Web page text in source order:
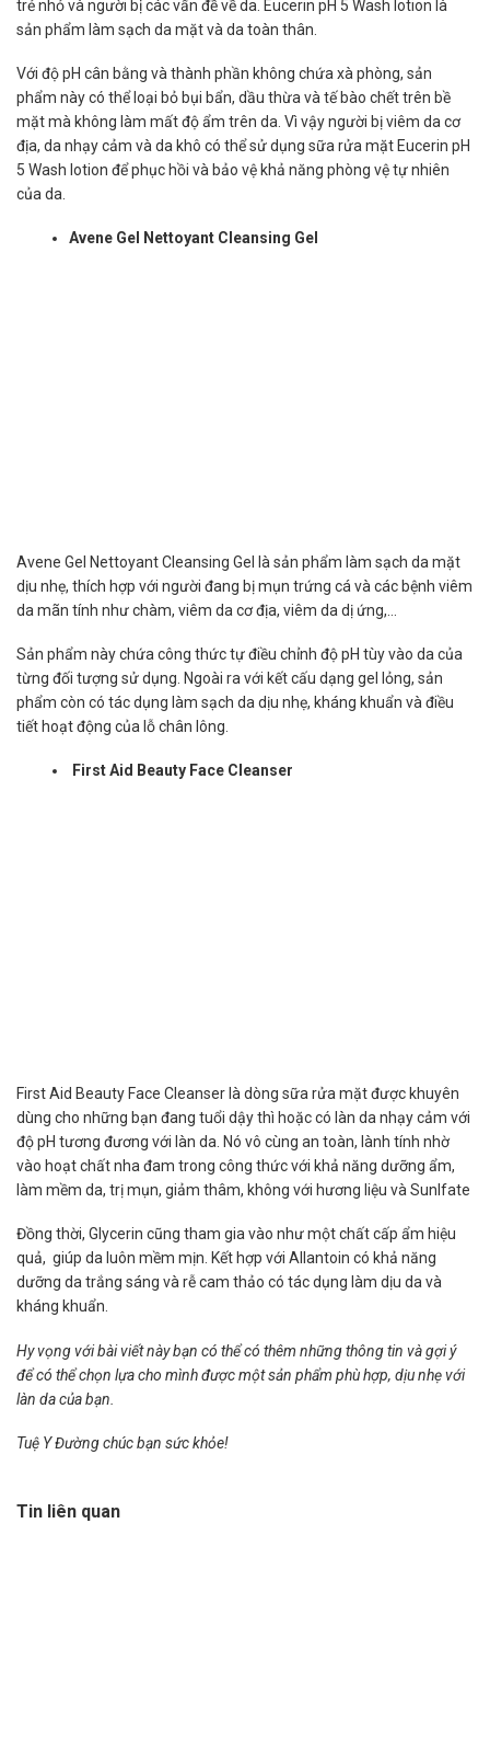
trẻ nhỏ và người bị các vấn đề về da. Eucerin pH 5 Wash lotion là
sản phẩm làm sạch da mặt và da toàn thân.
Với độ pH cân bằng và thành phần không chứa xà phòng, sản
phẩm này có thể loại bỏ bụi bẩn, dầu thừa và tế bào chết trên bề
mặt mà không làm mất độ ẩm trên da. Vì vậy người bị viêm da cơ
địa, da nhạy cảm và da khô có thể sử dụng sữa rửa mặt Eucerin pH
5 Wash lotion để phục hồi và bảo vệ khả năng phòng vệ tự nhiên
của da.
Avene Gel Nettoyant Cleansing Gel
Avene Gel Nettoyant Cleansing Gel là sản phẩm làm sạch da mặt
dịu nhẹ, thích hợp với người đang bị mụn trứng cá và các bệnh viêm
da mãn tính như chàm, viêm da cơ địa, viêm da dị ứng,…
Sản phẩm này chứa công thức tự điều chỉnh độ pH tùy vào da của
từng đối tượng sử dụng. Ngoài ra với kết cấu dạng gel lỏng, sản
phẩm còn có tác dụng làm sạch da dịu nhẹ, kháng khuẩn và điều
tiết hoạt động của lỗ chân lông.
First Aid Beauty Face Cleanser
First Aid Beauty Face Cleanser là dòng sữa rửa mặt được khuyên
dùng cho những bạn đang tuổi dậy thì hoặc có làn da nhạy cảm với
độ pH tương đương với làn da. Nó vô cùng an toàn, lành tính nhờ
vào hoạt chất nha đam trong công thức với khả năng dưỡng ẩm,
làm mềm da, trị mụn, giảm thâm, không với hương liệu và Sunlfate
Đồng thời, Glycerin cũng tham gia vào như một chất cấp ẩm hiệu
quả, giúp da luôn mềm mịn. Kết hợp với Allantoin có khả năng
dưỡng da trắng sáng và rễ cam thảo có tác dụng làm dịu da và
kháng khuẩn.
Hy vọng với bài viết này bạn có thể có thêm những thông tin và gợi ý
để có thể chọn lựa cho mình được một sản phẩm phù hợp, dịu nhẹ với
làn da của bạn.
Tuệ Y Đường chúc bạn sức khỏe!
Tin liên quan